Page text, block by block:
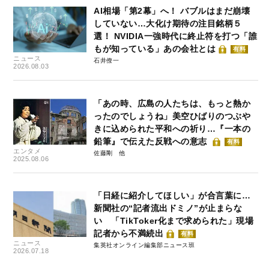
ニュース
2026.08.03
AI相場「第2幕」へ！ バブルはまだ崩壊
していない…大化け期待の注目銘柄５
選！ NVIDIA一強時代に終止符を打つ「誰
もが知っている」あの会社とは
有料
石井僚一
エンタメ
2025.08.06
「あの時、広島の人たちは、もっと熱か
ったのでしょうね」美空ひばりのつぶや
きに込められた平和への祈り…『一本の
鉛筆』で伝えた反戦への意志
有料
佐藤剛
ニュース
2026.07.18
「日経に紹介してほしい」が合言葉に…
新聞社の“記者流出ドミノ”が止まらな
い 「TikToker化まで求められた」現場
記者から不満続出
有料
集英社オンライン編集部ニュース班